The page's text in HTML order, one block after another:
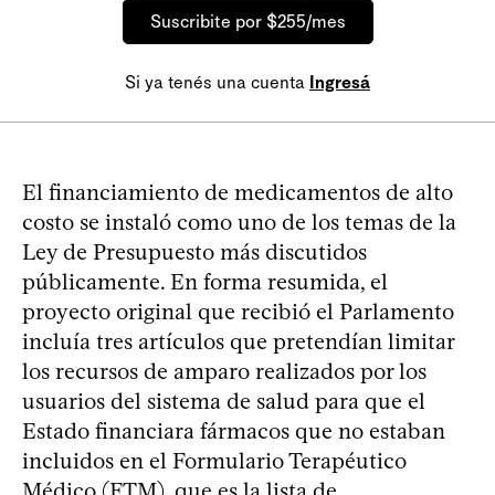
Suscribite por $255/mes
Si ya tenés una cuenta Ingresá
El financiamiento de medicamentos de alto
costo se instaló como uno de los temas de la
Ley de Presupuesto más discutidos
públicamente. En forma resumida, el
proyecto original que recibió el Parlamento
incluía tres artículos que pretendían limitar
los recursos de amparo realizados por los
usuarios del sistema de salud para que el
Estado financiara fármacos que no estaban
incluidos en el Formulario Terapéutico